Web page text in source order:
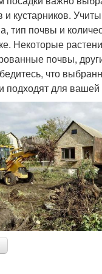
кустарников.
тип почвы и
Некоторые
почвы,
что
подходят для